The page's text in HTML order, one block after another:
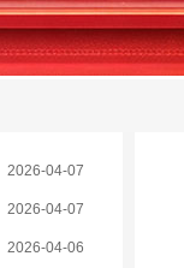
2026-04-07
2026-04-07
2026-04-06